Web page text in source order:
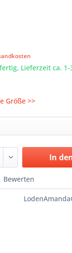
Lieferzeit ca. 1-
Größe >>
In
Bewerten